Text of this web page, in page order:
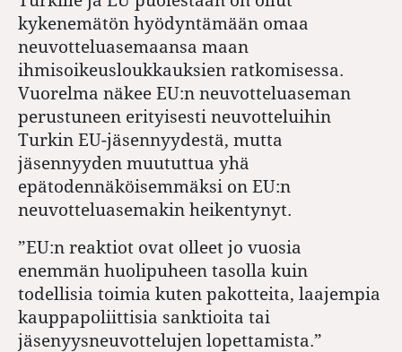
kykenemätön hyödyntämään omaa
neuvotteluasemaansa maan
ihmisoikeusloukkauksien ratkomisessa.
Vuorelma näkee EU:n neuvotteluaseman
perustuneen erityisesti neuvotteluihin
Turkin EU-jäsennyydestä, mutta
jäsennyyden muututtua yhä
epätodennäköisemmäksi on EU:n
neuvotteluasemakin heikentynyt.
”EU:n reaktiot ovat olleet jo vuosia
enemmän huolipuheen tasolla kuin
todellisia toimia kuten pakotteita, laajempia
kauppapoliittisia sanktioita tai
jäsenyysneuvottelujen lopettamista.”